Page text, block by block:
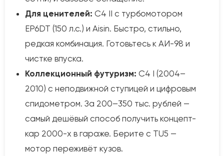
Для ценителей: C4 II с турбомотором
EP6DT (150 л.с.) и Aisin. Быстро, стильно,
редкая комбинация. Готовьтесь к АИ-98 и
чистке впуска.
Коллекционный футуризм: C4 I (2004–
2010) с неподвижной ступицей и цифровым
спидометром. За 200–350 тыс. рублей —
самый дешёвый способ получить концепт-
кар 2000-х в гараже. Берите с TU5 —
мотор переживёт кузов.